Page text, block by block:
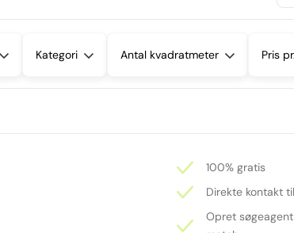
Kategori Antal kvadratmeter Pris
100% gratis
Direkte kontakt
Opret